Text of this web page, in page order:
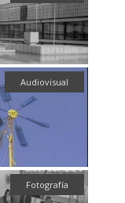
Audiovisual
Fotografía